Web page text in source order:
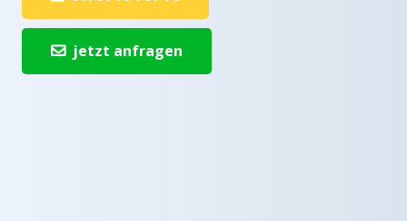
jetzt anfragen